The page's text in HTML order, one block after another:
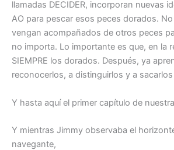
llamadas DECIDER, incorporan nuevas
AO para pescar esos peces dorados.
vengan acompañados de otros peces
no importa. Lo importante es que, en la
SIEMPRE los dorados. Después, ya
reconocerlos, a distinguirlos y a sacarlos
Y hasta aquí el primer capítulo de
Y mientras Jimmy observaba el
navegante,